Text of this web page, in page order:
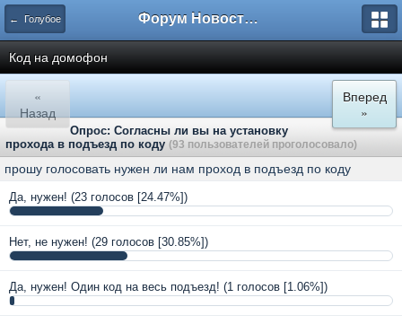
← Голубое Форум Новостройки
Код на домофон
«
Назад
Вперед
»
Опрос: Согласны ли вы на установку
прохода в подъезд по коду (93 пользователей проголосовало)
прошу голосовать нужен ли нам проход в подъезд по коду
Да, нужен! (23 голосов [24.47%])
Нет, не нужен! (29 голосов [30.85%])
Да, нужен! Один код на весь подъезд! (1 голосов [1.06%])